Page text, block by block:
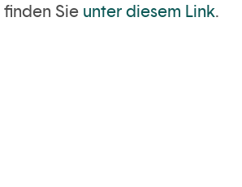
Sie unter diesem Link.